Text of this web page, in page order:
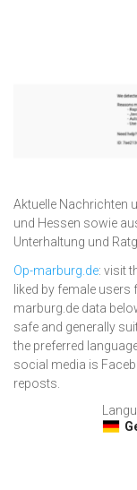
Aktuelle Nachrichten
und Hessen sowie
Unterhaltung und
Op-marburg.de: visit
liked by female
marburg.de data
safe and generally
the preferred
social media is
reposts.